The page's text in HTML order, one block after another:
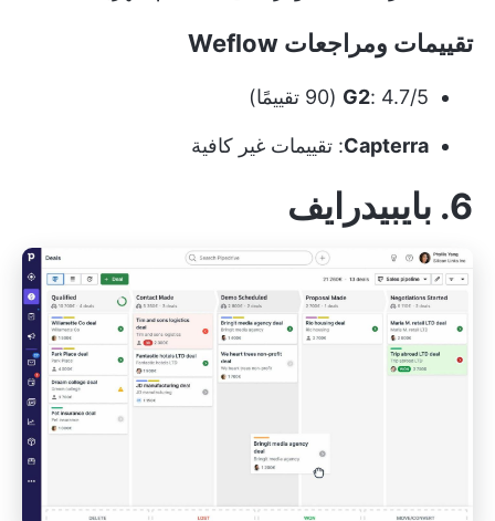
تقييمات ومراجعات Weflow
G2: 4.7/5 (90 تقييمًا)
Capterra: تقييمات غير كافية
6. بايبيدرايف